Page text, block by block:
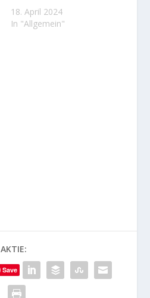
18. April 2024
In "Allgemein"
AKTIE:
Save